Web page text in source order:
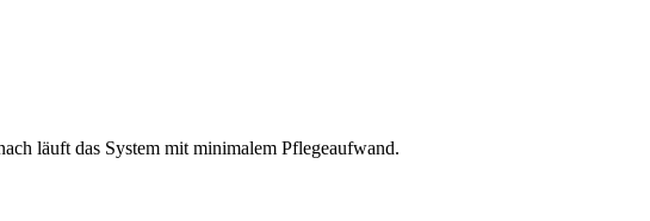
läuft das System mit minimalem Pflegeaufwand.